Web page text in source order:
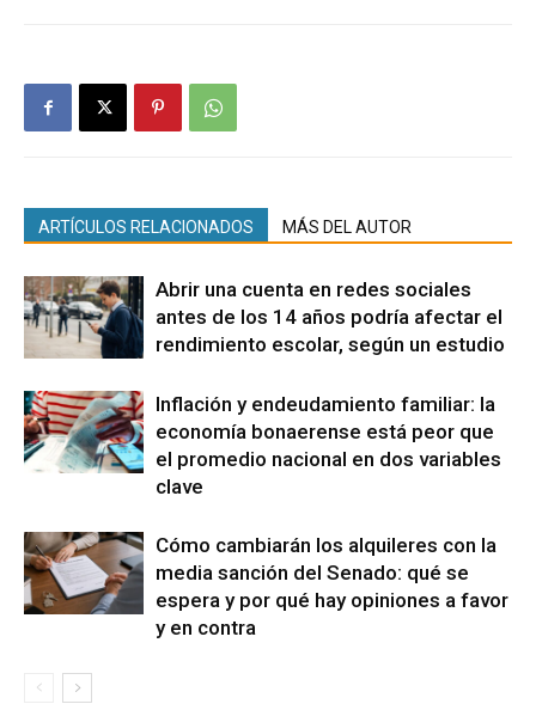
ARTÍCULOS RELACIONADOS MÁS DEL AUTOR
Abrir una cuenta en redes sociales
antes de los 14 años podría afectar el
rendimiento escolar, según un estudio
Inflación y endeudamiento familiar: la
economía bonaerense está peor que
el promedio nacional en dos variables
clave
Cómo cambiarán los alquileres con la
media sanción del Senado: qué se
espera y por qué hay opiniones a favor
y en contra